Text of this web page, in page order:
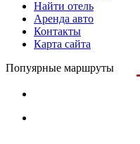
Найти отель
Аренда авто
Контакты
Карта сайта
Попуярные маршруты